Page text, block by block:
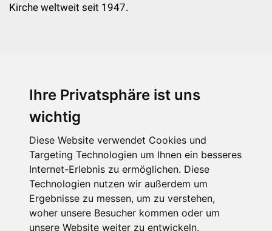
Ihre Privatsphäre ist uns
wichtig
Diese Website verwendet Cookies und
Targeting Technologien um Ihnen ein besseres
Internet-Erlebnis zu ermöglichen. Diese
Technologien nutzen wir außerdem um
Ergebnisse zu messen, um zu verstehen,
woher unsere Besucher kommen oder um
unsere Website weiter zu entwickeln.
Kirche weltweit seit 1947.
KIRCHE IN NOT - Österreich
kin@kircheinnot.at
KIN weltweit